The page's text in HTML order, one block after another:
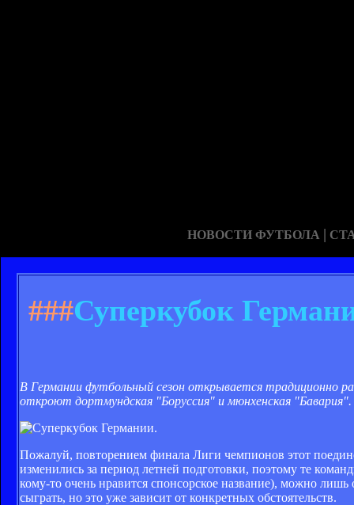
НОВОСТИ ФУТБОЛА |
###Суперкубок
В Германии футбольный сезон открывается традиционно
откроют дортмундская "Боруссия" и мюнхенская "Бавария".
Пожалуй, повторением финала Лиги чемпионов этот
изменились за период летней подготовки, поэтому те
кому-то очень нравится спонсорское название), можно
сыграть, но это уже зависит от конкретных обстоятельств.